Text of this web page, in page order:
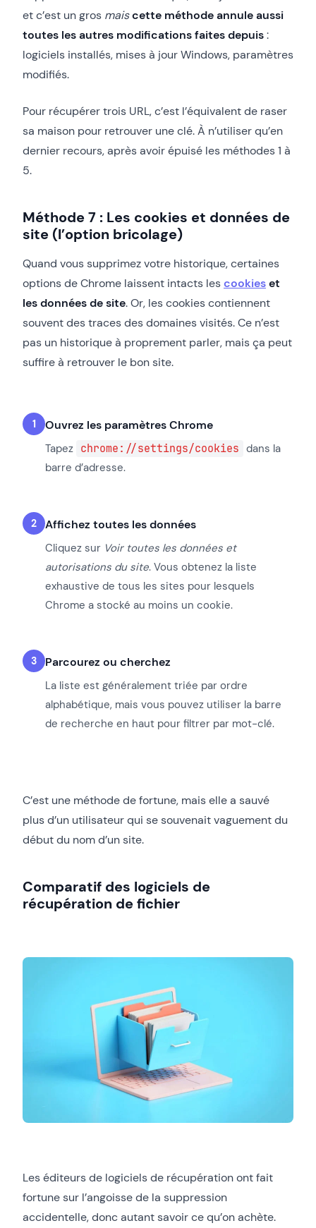
et c’est un gros maiscette méthode annule aussi
toutes les autres modifications faites depuis:
logiciels installés, mises à jour Windows, paramètres
modifiés.
Pour récupérer trois URL, c’est l’équivalent de raser
sa maison pour retrouver une clé. À n’utiliser qu’en
dernier recours, après avoir épuisé les méthodes 1 à
5.
Méthode 7 : Les cookies et données de
site (l’option bricolage)
Quand vous supprimez votre historique, certaines
options de Chrome laissent intacts les cookieset
les données de site. Or, les cookies contiennent
souvent des traces des domaines visités. Ce n’est
pas un historique à proprement parler, mais ça peut
suffire à retrouver le bon site.
Ouvrez les paramètres Chrome
Tapez chrome://settings/cookies dans la
barre d’adresse.
Affichez toutes les données
Cliquez sur Voir toutes les données et
autorisations du site. Vous obtenez la liste
exhaustive de tous les sites pour lesquels
Chrome a stocké au moins un cookie.
Parcourez ou cherchez
La liste est généralement triée par ordre
alphabétique, mais vous pouvez utiliser la barre
de recherche en haut pour filtrer par mot-clé.
C’est une méthode de fortune, mais elle a sauvé
plus d’un utilisateur qui se souvenait vaguement du
début du nom d’un site.
Comparatif des logiciels de
récupération de fichier
Les éditeurs de logiciels de récupération ont fait
fortune sur l’angoisse de la suppression
accidentelle, donc autant savoir ce qu’on achète.